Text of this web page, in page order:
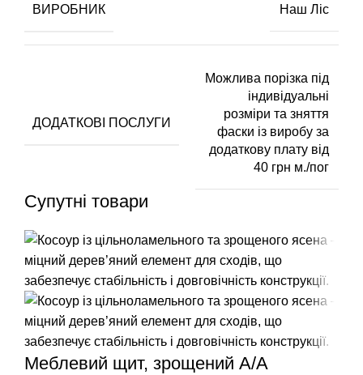
ВИРОБНИК Наш Ліс
ДОДАТКОВІ ПОСЛУГИ
Можлива порізка під
індивідуальні
розміри та зняття
фаски із виробу за
додаткову плату від
40 грн м./пог
Супутні товари
Меблевий щит, зрощений A/А